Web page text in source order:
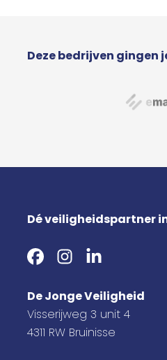
Deze bedrijven gingen
Dé veiligheidspartner
De Jonge Veiligheid
Visserijweg 3 unit 4
4311 RW Bruinisse